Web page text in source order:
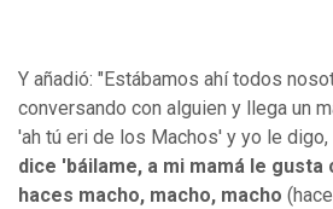
Y añadió: "Estábamos ahí todos
conversando con alguien y llega un
'ah tú eri de los Machos' y yo le
dice 'báilame, a mi mamá le gusta
haces macho, macho, macho